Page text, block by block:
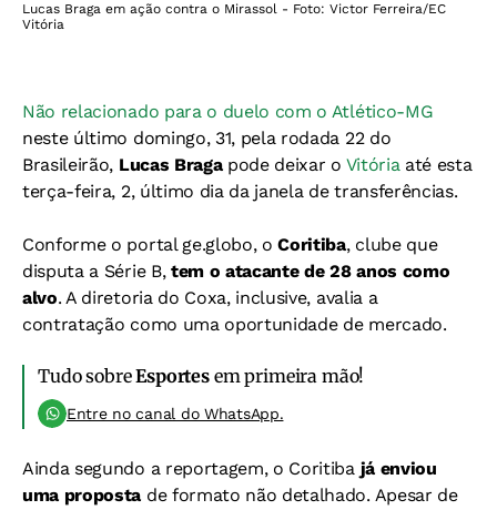
Lucas Braga em ação contra o Mirassol - Foto: Victor Ferreira/EC
Vitória
Não relacionado para o duelo com o Atlético-MG
neste último domingo, 31, pela rodada 22 do
Brasileirão, Lucas Bragapode deixar o Vitóriaaté esta
terça-feira, 2, último dia da janela de transferências.
Conforme o portal ge.globo, oCoritiba, clube que
disputa a Série B, tem o atacante de 28 anos como
alvo. A diretoria do Coxa, inclusive, avalia a
contratação como uma oportunidade de mercado.
Tudo sobreEsportesem primeira mão!
Entre no canal do WhatsApp.
Ainda segundo a reportagem, o Coritiba já enviou
uma proposta de formato não detalhado. Apesar de